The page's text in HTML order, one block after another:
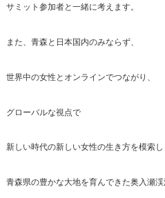
サミット参加者と一緒に考えます。
また、青森と日本国内のみならず、
世界中の女性とオンラインでつながり、
グローバルな視点で
新しい時代の新しい女性の生き方を模索し
青森県の豊かな大地を育んできた奥入瀬渓